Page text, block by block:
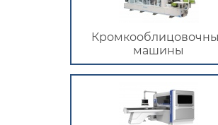
машины